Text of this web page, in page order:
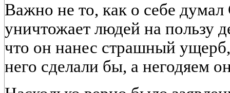
Важно не то, как о себе
уничтожает людей на пользу
что он нанес страшный
него сделали бы, а негодяем